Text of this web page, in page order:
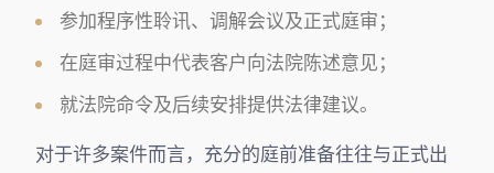
参加程序性聆讯、调解会议及正式庭审；
在庭审过程中代表客户向法院陈述意见；
就法院命令及后续安排提供法律建议。
对于许多案件而言，充分的庭前准备往往与正式出